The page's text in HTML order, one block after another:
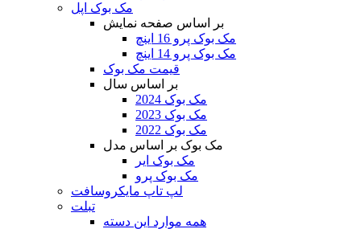
مک بوک اپل
بر اساس صفحه نمایش
مک بوک پرو 16 اینچ
مک بوک پرو 14 اینچ
قیمت مک بوک
بر اساس سال
مک بوک 2024
مک بوک 2023
مک بوک 2022
مک بوک بر اساس مدل
مک بوک ایر
مک بوک پرو
لپ تاپ مایکروسافت
تبلت
همه موارد این دسته